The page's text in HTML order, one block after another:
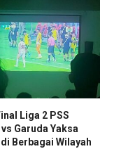
Liga 2 PSS
Garuda Yaksa
Berbagai Wilayah